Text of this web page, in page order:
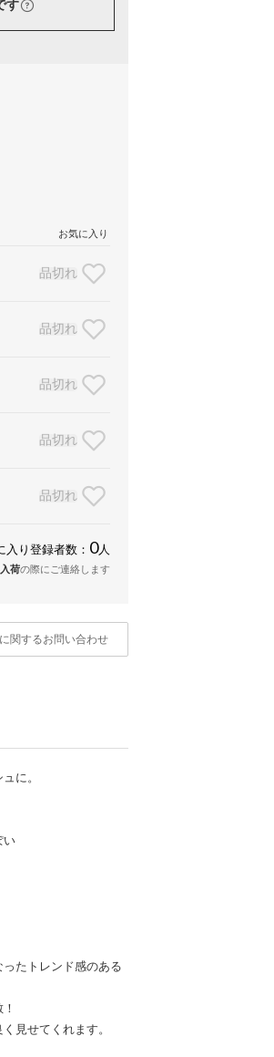
す
お気に入り
品切れ
品切れ
品切れ
品切れ
品切れ
入り登録者数： 0人
荷の際にご連絡します
関するお問い合わせ
に。
い
たトレンド感のある
見せてくれます。